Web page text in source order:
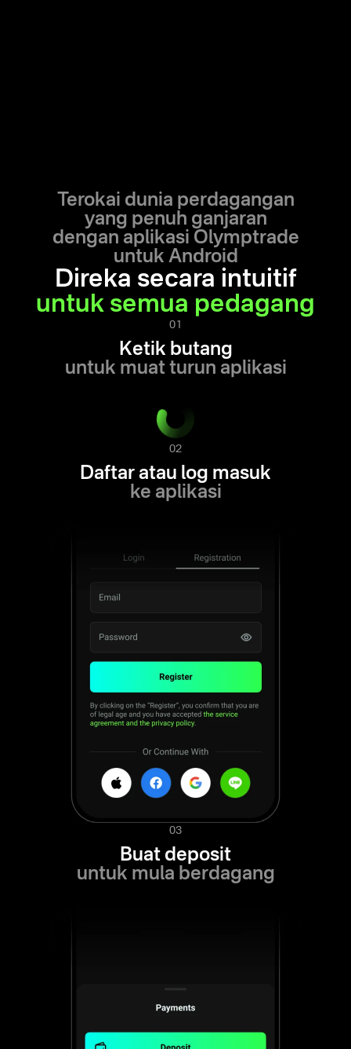
Terokai dunia perdagangan
yang penuh ganjaran
dengan aplikasi Olymptrade
untuk Android
Direka secara intuitif
untuk semua pedagang
01
Ketik butang
untuk muat turun aplikasi
02
Daftar atau log masuk
ke aplikasi
03
Buat deposit
untuk mula berdagang